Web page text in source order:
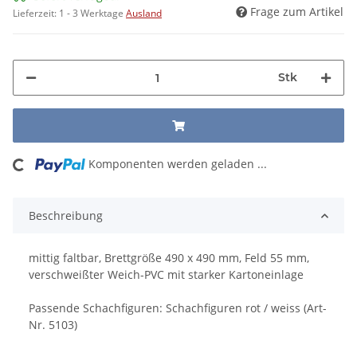
Lieferzeit: 1 - 3 Werktage Ausland Frage zum Artikel
Stk
Komponenten werden geladen ...
Beschreibung
mittig faltbar, Brettgröße 490 x 490 mm, Feld 55 mm,
verschweißter Weich-PVC mit starker Kartoneinlage
Passende Schachfiguren: Schachfiguren rot / weiss (Art-
Nr. 5103)